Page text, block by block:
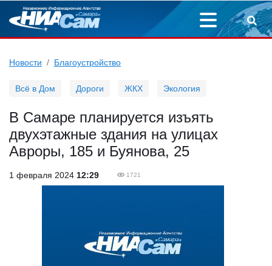
Новости Благоустройство
Всё в Дом Дороги ЖКХ Экология
В Самаре планируется изъять
двухэтажные здания на улицах
Авроры, 185 и Буянова, 25
1 февраля 2024 12:29 1721